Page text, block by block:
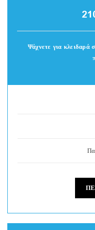
Ψάχνετε για κλειδαρά